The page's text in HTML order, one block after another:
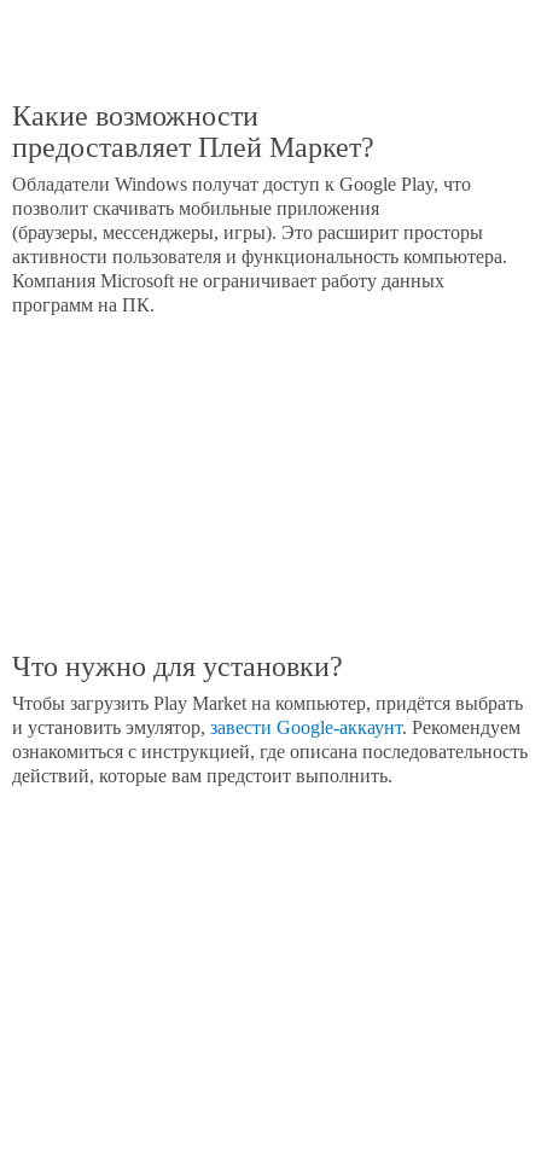
Какие возможности
предоставляет Плей Маркет?
Обладатели Windows получат доступ к Google Play, что
позволит скачивать мобильные приложения
(браузеры, мессенджеры, игры). Это расширит просторы
активности пользователя и функциональность компьютера.
Компания Microsoft не ограничивает работу данных
программ на ПК.
Что нужно для установки?
Чтобы загрузить Play Market на компьютер, придётся выбрать
и установить эмулятор, завести Google-аккаунт. Рекомендуем
ознакомиться с инструкцией, где описана последовательность
действий, которые вам предстоит выполнить.